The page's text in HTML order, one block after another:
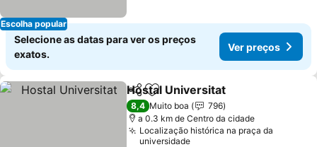
Escolha popular
Selecione as datas para ver os preços
exatos.
Ver preços
PartilharAdicionar aos favoritos
Hostal Universitat
8,4 Muito boa
796
a 0.3 km de Centro da cidade
Localização histórica na praça da
universidade